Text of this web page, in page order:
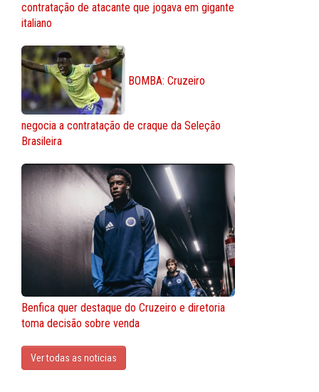
contratação de atacante que jogava em gigante
italiano
BOMBA: Cruzeiro
negocia a contratação de craque da Seleção
Brasileira
Benfica quer destaque do Cruzeiro e diretoria
toma decisão sobre venda
Ver todas as noticias